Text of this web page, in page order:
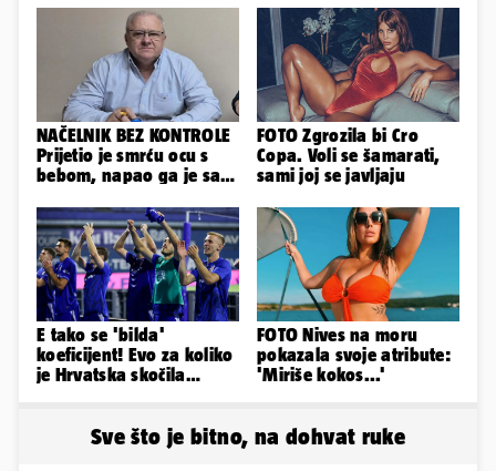
NAČELNIK BEZ KONTROLE
Prijetio je smrću ocu s
bebom, napao ga je sa
FOTO Zgrozila bi Cro
Copa. Voli se šamarati,
sami joj se javljaju
E tako se 'bilda'
koeficijent! Evo za koliko
je Hrvatska skočila
FOTO Nives na moru
pokazala svoje atribute:
'Miriše kokos...'
Sve što je bitno, na dohvat ruke